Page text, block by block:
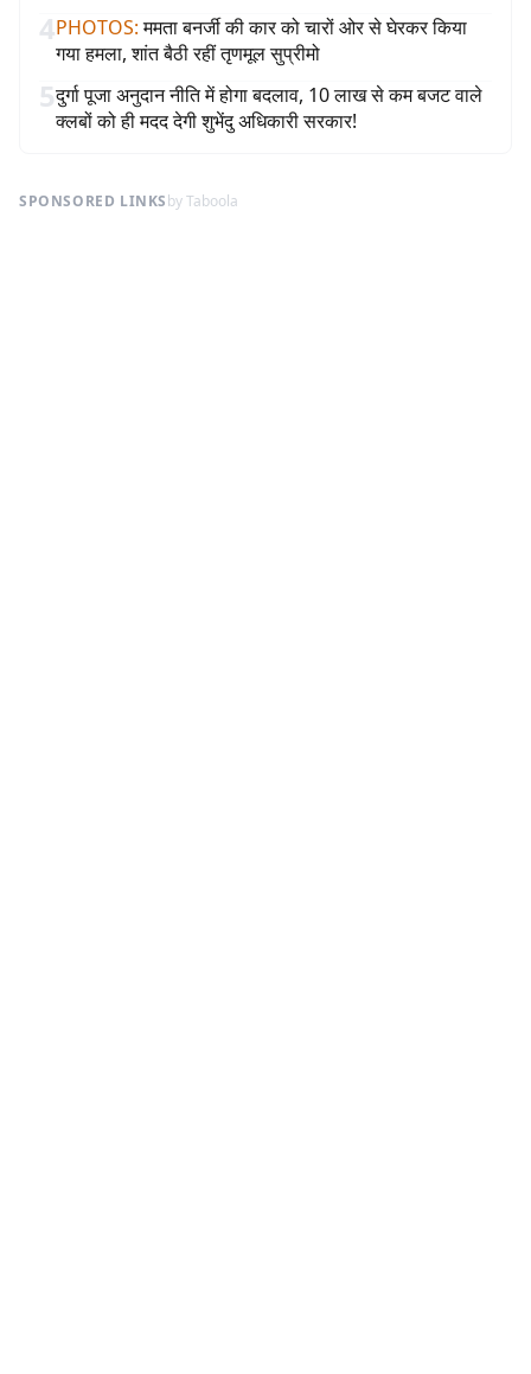
4PHOTOS: ममता बनर्जी की कार को चारों ओर से घेरकर किया
गया हमला, शांत बैठी रहीं तृणमूल सुप्रीमो
5दुर्गा पूजा अनुदान नीति में होगा बदलाव, 10 लाख से कम बजट वाले
क्लबों को ही मदद देगी शुभेंदु अधिकारी सरकार!
SPONSORED LINKSby Taboola